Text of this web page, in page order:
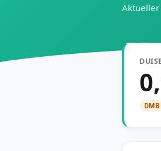
Aktueller
DMB